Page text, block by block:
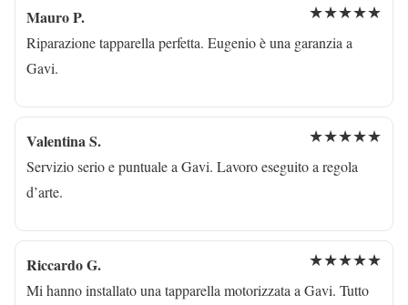
Mauro P. ★★★★★
Riparazione tapparella perfetta. Eugenio è una garanzia a
Gavi.
Valentina S. ★★★★★
Servizio serio e puntuale a Gavi. Lavoro eseguito a regola
d’arte.
Riccardo G. ★★★★★
Mi hanno installato una tapparella motorizzata a Gavi. Tutto